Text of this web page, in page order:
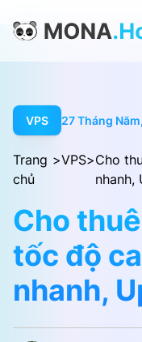
VPS 27 Tháng
Trang
chủ
>VPS>Cho
nhanh,
Cho
tốc độ
nhanh,